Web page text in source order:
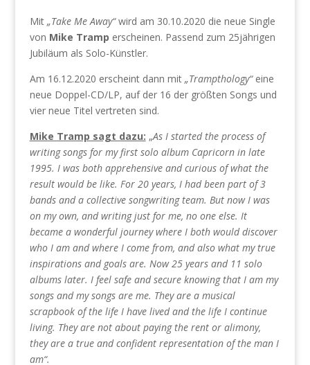
Mit „Take Me Away“wird am 30.10.2020 die neue Single
von Mike Tramp erscheinen. Passend zum 25jährigen
Jubiläum als Solo-Künstler.
Am 16.12.2020 erscheint dann mit „Trampthology“eine
neue Doppel-CD/LP, auf der 16 der größten Songs und
vier neue Titel vertreten sind.
Mike Tramp sagt dazu: „As I started the process of
writing songs for my first solo album Capricorn in late
1995. I was both apprehensive and curious of what the
result would be like. For 20 years, I had been part of 3
bands and a collective songwriting team. But now I was
on my own, and writing just for me, no one else. It
became a wonderful journey where I both would discover
who I am and where I come from, and also what my true
inspirations and goals are. Now 25 years and 11 solo
albums later. I feel safe and secure knowing that I am my
songs and my songs are me. They are a musical
scrapbook of the life I have lived and the life I continue
living. They are not about paying the rent or alimony,
they are a true and confident representation of the man I
am“.